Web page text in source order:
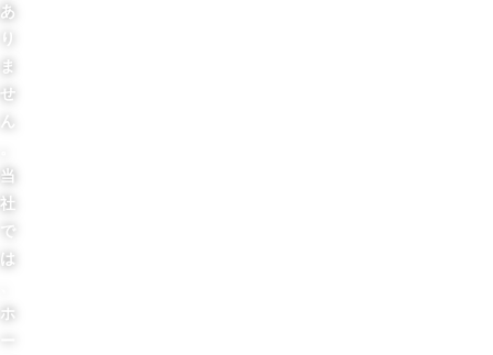
あ
り
ま
せ
ん
当
社
で
は
ホ